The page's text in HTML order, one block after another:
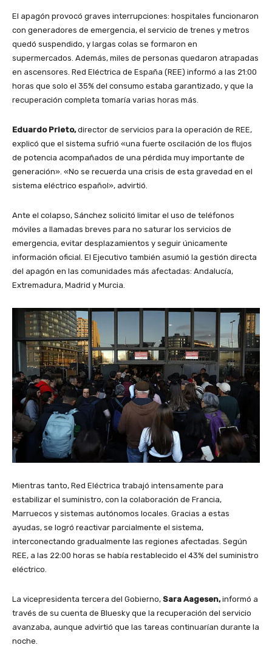
El apagón provocó graves interrupciones: hospitales funcionaron
con generadores de emergencia, el servicio de trenes y metros
quedó suspendido, y largas colas se formaron en
supermercados. Además, miles de personas quedaron atrapadas
en ascensores. Red Eléctrica de España (REE) informó a las 21:00
horas que solo el 35% del consumo estaba garantizado, y que la
recuperación completa tomaría varias horas más.
Eduardo Prieto,director de servicios para la operación de REE,
explicó que el sistema sufrió «una fuerte oscilación de los flujos
de potencia acompañados de una pérdida muy importante de
generación». «No se recuerda una crisis de esta gravedad en el
sistema eléctrico español», advirtió.
Ante el colapso, Sánchez solicitó limitar el uso de teléfonos
móviles a llamadas breves para no saturar los servicios de
emergencia, evitar desplazamientos y seguir únicamente
información oficial. El Ejecutivo también asumió la gestión directa
del apagón en las comunidades más afectadas: Andalucía,
Extremadura, Madrid y Murcia.
Mientras tanto, Red Eléctrica trabajó intensamente para
estabilizar el suministro, con la colaboración de Francia,
Marruecos y sistemas autónomos locales. Gracias a estas
ayudas, se logró reactivar parcialmente el sistema,
interconectando gradualmente las regiones afectadas. Según
REE, a las 22:00 horas se había restablecido el 43% del suministro
eléctrico.
La vicepresidenta tercera del Gobierno, Sara Aagesen,informó a
través de su cuenta de Bluesky que la recuperación del servicio
avanzaba, aunque advirtió que las tareas continuarían durante la
noche.